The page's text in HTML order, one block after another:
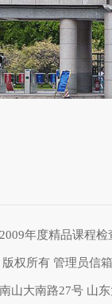
年度精品课程
权所有 管理员信
山大南路27号 山